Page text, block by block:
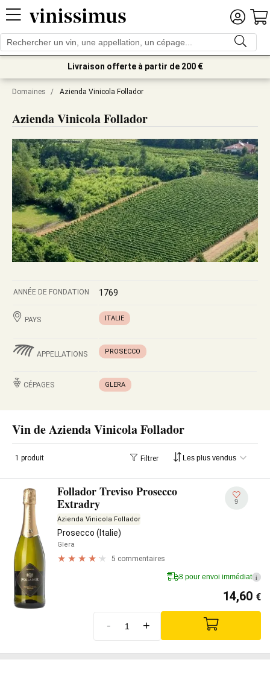
Livraison offerte à partir de 200 €
Domaines / Azienda Vinicola Follador
Azienda Vinicola Follador
ANNÉE DE FONDATION 1769
PAYS ITALIE
APPELLATIONS PROSECCO
CÉPAGES GLERA
Vin de Azienda Vinicola Follador
1 produit Filtrer
Follador Treviso Prosecco
Extradry
Azienda Vinicola Follador
Prosecco (Italie)
Glera
5 commentaires
9
8 pour envoi immédiat i
14,60 €
- +